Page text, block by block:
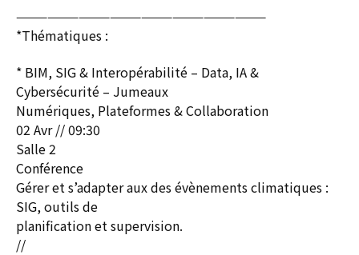
————————————————————————
*Thématiques :
* BIM, SIG & Interopérabilité – Data, IA &
Cybersécurité – Jumeaux
Numériques, Plateformes & Collaboration
02 Avr // 09:30
Salle 2
Conférence
Gérer et s’adapter aux des évènements climatiques :
SIG, outils de
planification et supervision.
//